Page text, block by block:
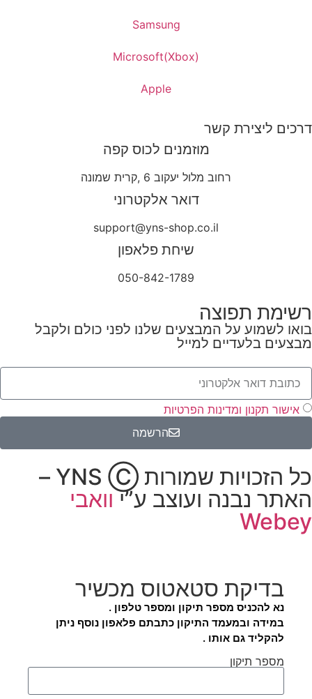
Samsung
Microsoft(Xbox)
Apple
דרכים ליצירת קשר
מוזמנים לכוס קפה
רחוב מלול יעקוב 6 ,קרית שמונה
דואר אלקטרוני
support@yns-shop.co.il
שיחת פלאפון
050-842-1789
רשימת תפוצה
בואו לשמוע על המבצעים שלנו לפני כולם ולקבל
מבצעים בלעדיים למייל
אישור תקנון ומדינות הפרטיות
הרשמה
כל הזכויות שמורות YNS Ⓒ –
האתר נבנה ועוצב ע”יוואבי
Webey
בדיקת סטאטוס מכשיר
נא להכניס מספר תיקון ומספר טלפון .
במידה ובמעמד התיקון כתבתם פלאפון נוסף ניתן
להקליד גם אותו .
מספר תיקון